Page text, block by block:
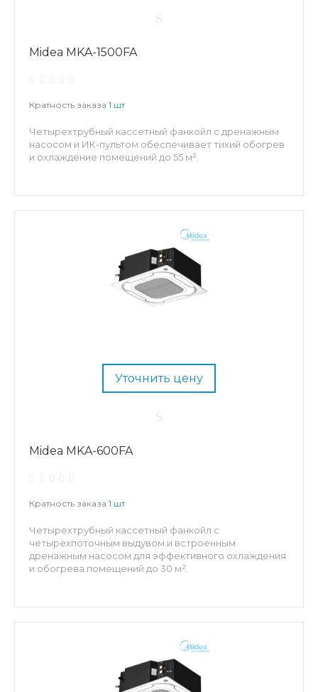
Midea MKA-1500FA
Кратность заказа 1 шт
Четырехтрубный кассетный фанкойл с дренажным
насосом и ИК-пультом обеспечивает тихий обогрев
и охлаждение помещений до 55 м².
Уточнить цену
Midea MKA-600FA
Кратность заказа 1 шт
Четырехтрубный кассетный фанкойл с
четырехпоточным выдувом и встроенным
дренажным насосом для эффективного охлаждения
и обогрева помещений до 30 м².